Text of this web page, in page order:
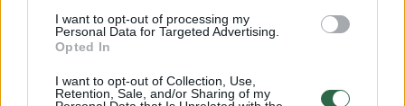
I want to opt-out of processing my
Personal Data for Targeted Advertising.
Opted In
I want to opt-out of Collection, Use,
Retention, Sale, and/or Sharing of my
Žmonės kilo įtarimas, kad jaunai moteriai
kažkas negerai, todėl jie iškvietė greitosios
pagalbos medikus.